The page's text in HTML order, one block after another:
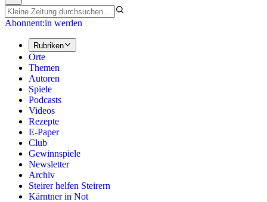
Abonnent:in werden
Rubriken
Orte
Themen
Autoren
Spiele
Podcasts
Videos
Rezepte
E-Paper
Club
Gewinnspiele
Newsletter
Archiv
Steirer helfen Steirern
Kärntner in Not